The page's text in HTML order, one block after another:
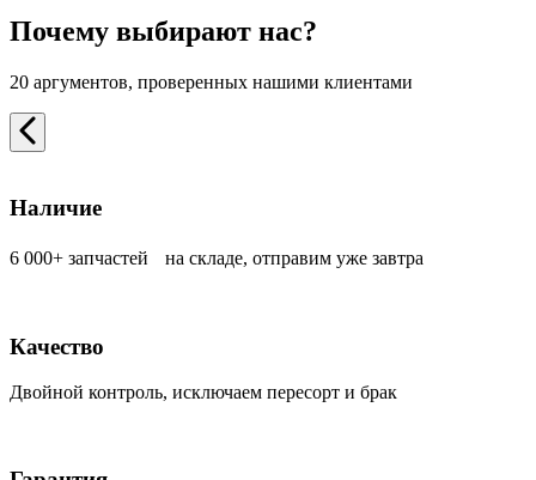
Почему выбирают нас?
20 аргументов, проверенных нашими клиентами
Наличие
6 000+ запчастей на складе, отправим уже завтра
Качество
Двойной контроль, исключаем пересорт и брак